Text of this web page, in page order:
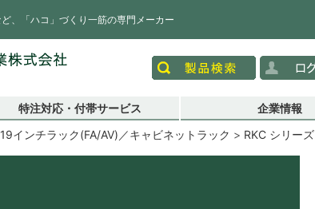
、「ハコ」づくり一筋の専門メーカー
特注対応・付帯サービス 企業情報
19インチラック(FA/AV)／キャビネットラック RKC シリーズ